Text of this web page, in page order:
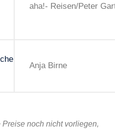
aha!- Reisen/Peter
Anja Birne
noch nicht vorliegen,